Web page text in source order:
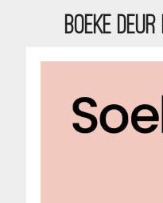
BOEKE DEUR